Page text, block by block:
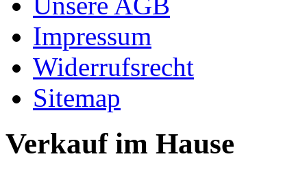
Impressum
Widerrufsrecht
Sitemap
Verkauf im Hause